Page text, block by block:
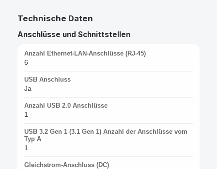
Technische Daten
Anschlüsse und Schnittstellen
Anzahl Ethernet-LAN-Anschlüsse (RJ-45)
6
USB Anschluss
Ja
Anzahl USB 2.0 Anschlüsse
1
USB 3.2 Gen 1 (3.1 Gen 1) Anzahl der Anschlüsse vom
Typ A
1
Gleichstrom-Anschluss (DC)